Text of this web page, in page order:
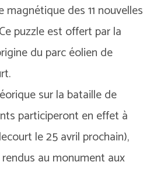
magnétique des 11 nouvelles
puzzle est offert par la
du parc éolien de
sur la bataille de
participeront en effet à
le 25 avril prochain),
au monument aux